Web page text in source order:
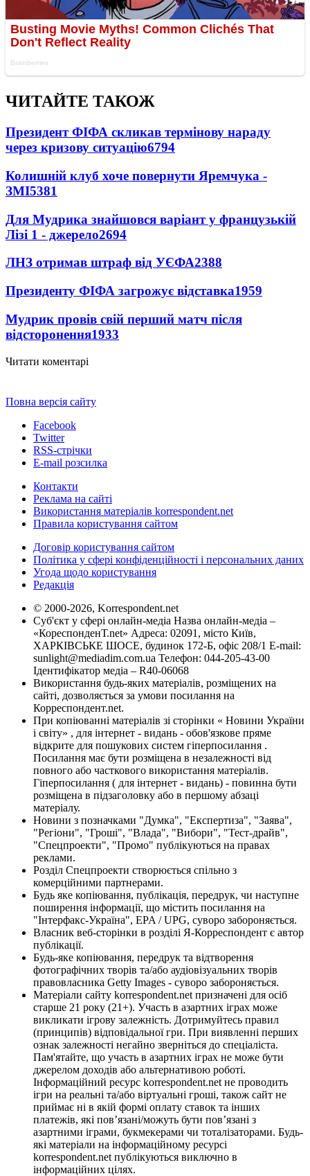
ЧИТАЙТЕ ТАКОЖ
Президент ФІФА скликав термінову нараду
через кризову ситуацію6794
Колишній клуб хоче повернути Яремчука -
ЗМІ5381
Для Мудрика знайшовся варіант у французькій
Лізі 1 - джерело2694
ЛНЗ отримав штраф від УЄФА2388
Президенту ФІФА загрожує відставка1959
Мудрик провів свій перший матч після
відсторонення1933
Читати коментарі
Повна версія сайту
Facebook
Twitter
RSS-стрічки
E-mail розсилка
Контакти
Реклама на сайті
Використання матеріалів korrespondent.net
Правила користування сайтом
Договір користування сайтом
Політика у сфері конфіденційності і персональних даних
Угода щодо користування
Редакція
© 2000-2026, Korrespondent.net
Суб'єкт у сфері онлайн-медіа Назва онлайн-медіа –
«КореспонденТ.net» Адреса: 02091, місто Київ,
ХАРКІВСЬКЕ ШОСЕ, будинок 172-Б, офіс 208/1 E-mail:
sunlight@mediadim.com.ua Телефон: 044-205-43-00
Ідентифікатор медіа – R40-06068
Використання будь-яких матеріалів, розміщених на
сайті, дозволяється за умови посилання на
Корреспондент.net.
При копіюванні матеріалів зі сторінки « Новини України
і світу» , для інтернет - видань - обов'язкове пряме
відкрите для пошукових систем гіперпосилання .
Посилання має бути розміщена в незалежності від
повного або часткового використання матеріалів.
Гіперпосилання ( для інтернет - видань) - повинна бути
розміщена в підзаголовку або в першому абзаці
матеріалу.
Новини з позначками "Думка", "Експертиза", "Заява",
"Регіони", "Гроші", "Влада", "Вибори", "Тест-драйв",
"Спецпроекти", "Промо" публікуються на правах
реклами.
Розділ Спецпроекти створюється спільно з
комерційними партнерами.
Будь яке копіювання, публікація, передрук, чи наступне
поширення інформації, що містить посилання на
"Інтерфакс-Україна", EPA / UPG, суворо забороняється.
Власник веб-сторінки в розділі Я-Корреспондент є автор
публікації.
Будь-яке копіювання, передрук та відтворення
фотографічних творів та/або аудіовізуальних творів
правовласника Getty Images - суворо забороняється.
Матеріали сайту korrespondent.net призначені для осіб
старше 21 року (21+). Участь в азартних іграх може
викликати ігрову залежність. Дотримуйтесь правил
(принципів) відповідальної гри. При виявленні перших
ознак залежності негайно зверніться до спеціаліста.
Пам'ятайте, що участь в азартних іграх не може бути
джерелом доходів або альтернативою роботі.
Інформаційний ресурс korrespondent.net не проводить
ігри на реальні та/або віртуальні гроші, також сайт не
приймає ні в якій формі оплату ставок та інших
платежів, які пов’язані/можуть бути пов’язані з
азартними іграми, букмекерами чи тоталізаторами. Будь-
які матеріали на інформаційному ресурсі
korrespondent.net публікуються виключно в
інформаційних цілях.